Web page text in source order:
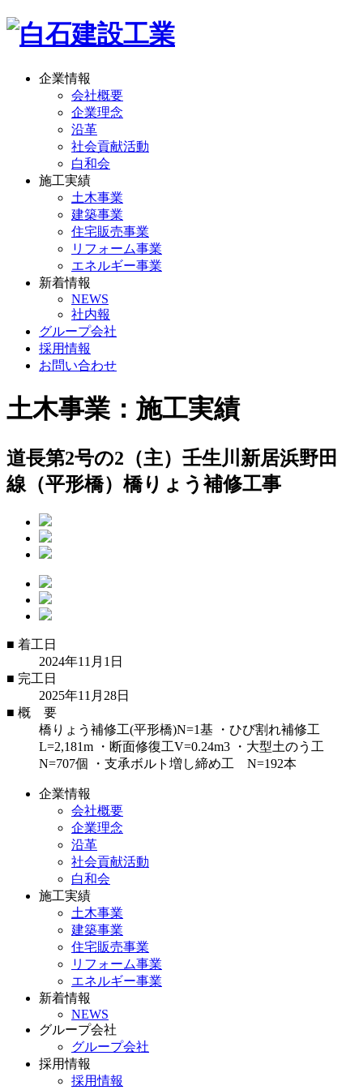
企業情報
会社概要
企業理念
沿革
社会貢献活動
白和会
施工実績
土木事業
建築事業
住宅販売事業
リフォーム事業
エネルギー事業
新着情報
NEWS
社内報
グループ会社
採用情報
お問い合わせ
土木事業：施工実績
道長第2号の2（主）壬生川新居浜野田
線（平形橋）橋りょう補修工事
■ 着工日
2024年11月1日
■ 完工日
2025年11月28日
■ 概 要
橋りょう補修工(平形橋)N=1基 ・ひび割れ補修工
L=2,181m ・断面修復工V=0.24m3 ・大型土のう工
N=707個 ・支承ボルト増し締め工 N=192本
企業情報
会社概要
企業理念
沿革
社会貢献活動
白和会
施工実績
土木事業
建築事業
住宅販売事業
リフォーム事業
エネルギー事業
新着情報
NEWS
グループ会社
グループ会社
採用情報
採用情報